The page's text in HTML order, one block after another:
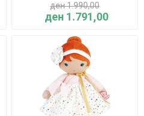
ден 1.990,00
ден 1.791,00